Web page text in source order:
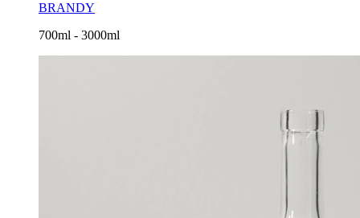
BRANDY
700ml - 3000ml